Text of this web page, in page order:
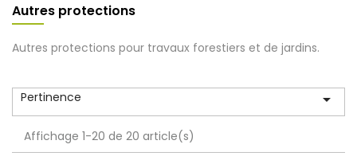
Autres protections
Autres protections pour travaux forestiers et de jardins.
Pertinence 
Affichage 1-20 de 20 article(s)